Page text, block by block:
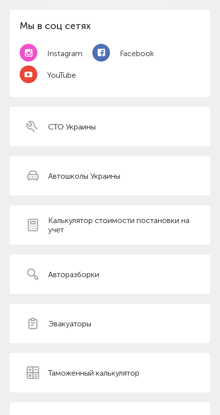
Мы в соц сетях
Instagram Facebook
YouTube
СТО Украины
Автошколы Украины
Калькулятор стоимости постановки на
учет
Авторазборки
Эвакуаторы
Таможенный калькулятор